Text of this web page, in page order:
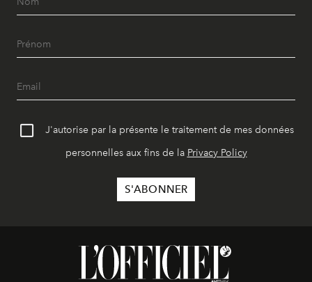
J'autorise par la présente le traitement de mes données
personnelles aux fins de la Privacy Policy